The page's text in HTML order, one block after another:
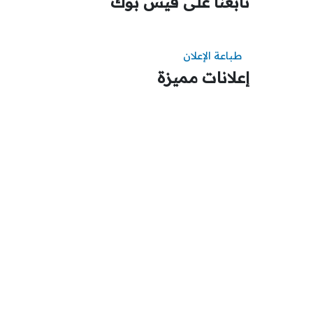
طباعة الإعلان
إعلانات مميزة